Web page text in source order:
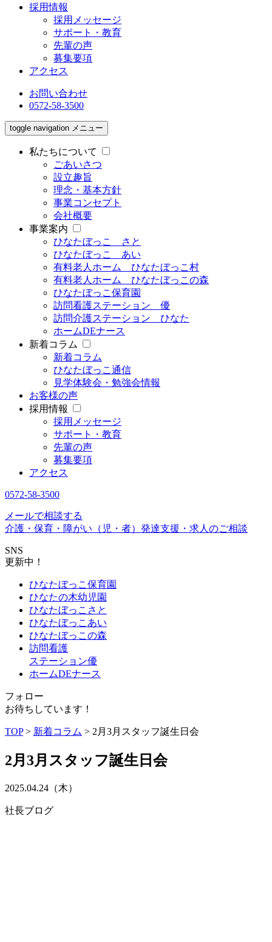
採用情報
採用メッセージ
サポート・教育
先輩の声
募集要項
アクセス
お問い合わせ
0572-58-3500
toggle navigation メニュー
私たちについて
ごあいさつ
設立趣旨
理念・基本方針
事業コンセプト
会社概要
事業案内
ひなたぼっこ さと
ひなたぼっこ あい
有料老人ホーム ひなたぼっこ村
有料老人ホーム ひなたぼっこの森
ひなたぼっこ保育園
訪問看護ステーション 優
訪問介護ステーション ひなた
ホームDEナース
新着コラム
新着コラム
ひなたぼっこ通信
見学体験会・勉強会情報
お客様の声
採用情報
採用メッセージ
サポート・教育
先輩の声
募集要項
アクセス
0572-58-3500
メールで相談する
介護・保育・障がい（児・者）発達支援・求人のご相談
SNS
更新中！
ひなたぼっこ保育園
ひなたの木幼児園
ひなたぼっこさと
ひなたぼっこあい
ひなたぼっこの森
訪問看護
ステーション優
ホームDEナース
フォロー
お待ちしています！
TOP> 新着コラム > 2月3月スタッフ誕生日会
2月3月スタッフ誕生日会
2025.04.24（木）
社長ブログ